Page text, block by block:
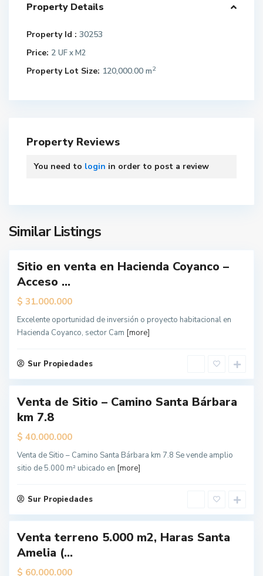
Property Details
Property Id : 30253
Price: 2 UF x M2
Property Lot Size: 120,000.00 m2
Property Reviews
You need to login in order to post a review
Similar Listings
e
s
Sitio en venta en Hacienda Coyanco –
Acceso ...
$ 31.000.000
Excelente oportunidad de inversión o proyecto habitacional en
Hacienda Coyanco, sector Cam [more]
Sur Propiedades
o
s
n
g
e
e
Venta de Sitio – Camino Santa Bárbara
km 7.8
$ 40.000.000
Venta de Sitio – Camino Santa Bárbara km 7.8 Se vende amplio
sitio de 5.000 m² ubicado en [more]
Sur Propiedades
L
o
s
n
g
e
e
Venta terreno 5.000 m2, Haras Santa
Amelia (...
$ 60.000.000
L
o
s